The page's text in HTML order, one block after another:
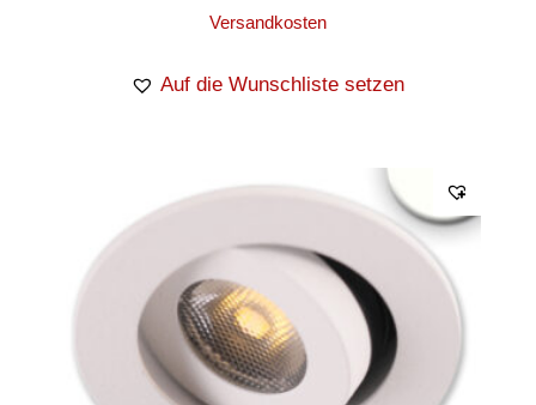
Versandkosten
Auf die Wunschliste setzen